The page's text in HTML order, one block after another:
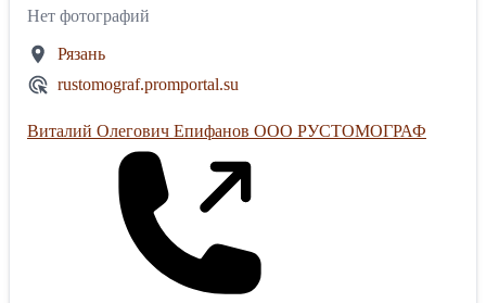
Нет фотографий
Рязань
rustomograf.promportal.su
Виталий Олегович Епифанов ООО РУСТОМОГРАФ